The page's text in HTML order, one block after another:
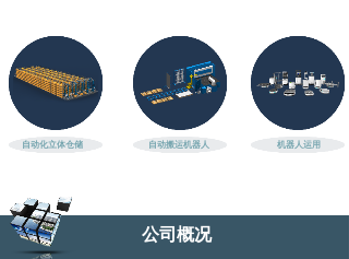
机器人运用
自动搬运机器人
自动化立体仓储
公司概况